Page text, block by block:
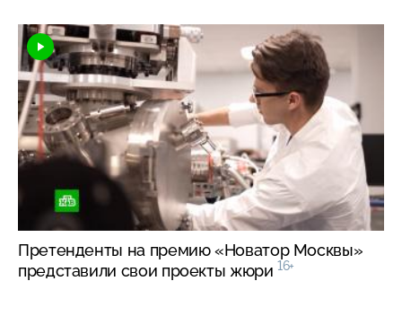
Претенденты на премию «Новатор Москвы»
представили свои проекты жюри 16+